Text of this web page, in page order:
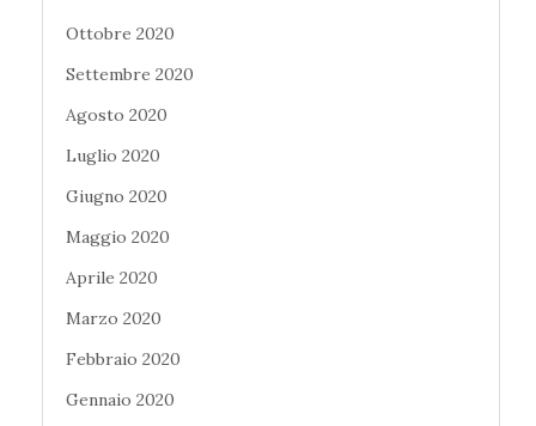
Ottobre 2020
Settembre 2020
Agosto 2020
Luglio 2020
Giugno 2020
Maggio 2020
Aprile 2020
Marzo 2020
Febbraio 2020
Gennaio 2020